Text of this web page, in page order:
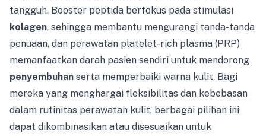
tangguh. Booster peptida berfokus pada stimulasi
kolagen, sehingga membantu mengurangi tanda-tanda
penuaan, dan perawatan platelet-rich plasma (PRP)
memanfaatkan darah pasien sendiri untuk mendorong
penyembuhan serta memperbaiki warna kulit. Bagi
mereka yang menghargai fleksibilitas dan kebebasan
dalam rutinitas perawatan kulit, berbagai pilihan ini
dapat dikombinasikan atau disesuaikan untuk